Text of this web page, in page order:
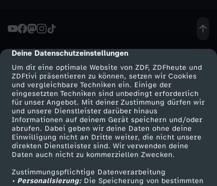
cmp-dialog-description
Deine Datenschutzeinstellungen
Um dir eine optimale Website von ZDF, ZDFheute und
ZDFtivi präsentieren zu können, setzen wir Cookies
und vergleichbare Techniken ein. Einige der
eingesetzten Techniken sind unbedingt erforderlich
für unser Angebot. Mit deiner Zustimmung dürfen wir
und unsere Dienstleister darüber hinaus
Informationen auf deinem Gerät speichern und/oder
abrufen. Dabei geben wir deine Daten ohne deine
Einwilligung nicht an Dritte weiter, die nicht unsere
direkten Dienstleister sind. Wir verwenden deine
Daten auch nicht zu kommerziellen Zwecken.
Zustimmungspflichtige Datenverarbeitung
• Personalisierung:Die Speicherung von bestimmten
U
k
r
a
i
n
e
Mehr ZDF
ZDF-Apps
Smart TV
ZDFtext
Livestreams
Service
ZDFmitreden
Kontakt zum ZDF
Tickets
Zuschauerservice